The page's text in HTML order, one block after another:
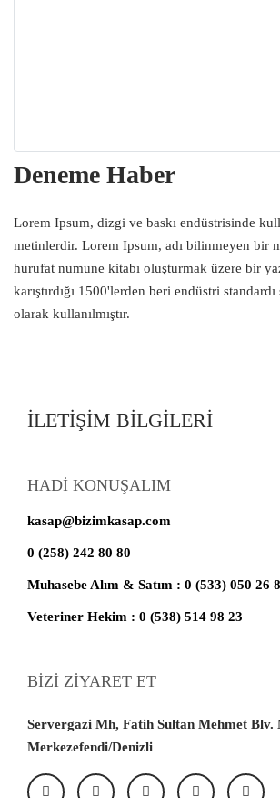
Deneme Haber
Lorem Ipsum, dizgi ve baskı endüstrisinde
metinlerdir. Lorem Ipsum, adı bilinmeyen bir
hurufat numune kitabı oluşturmak üzere bir
karıştırdığı 1500'lerden beri endüstri
olarak kullanılmıştır.
İLETİŞİM BİLGİLERİ
HADİ KONUŞALIM
kasap@bizimkasap.com
0 (258) 242 80 80
Muhasebe Alım & Satım : 0 (533) 050 26
Veteriner Hekim : 0 (538) 514 98 23
BİZİ ZİYARET ET
Servergazi Mh, Fatih Sultan Mehmet Blv.
Merkezefendi/Denizli